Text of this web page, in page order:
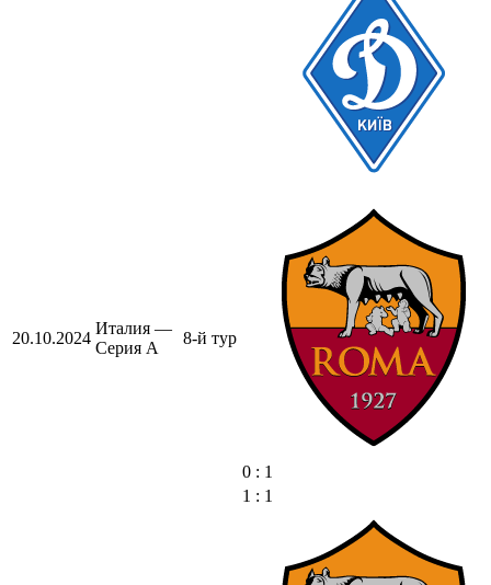
20.10.2024
Италия —
Серия А
8-й тур
0 : 1
1 : 1